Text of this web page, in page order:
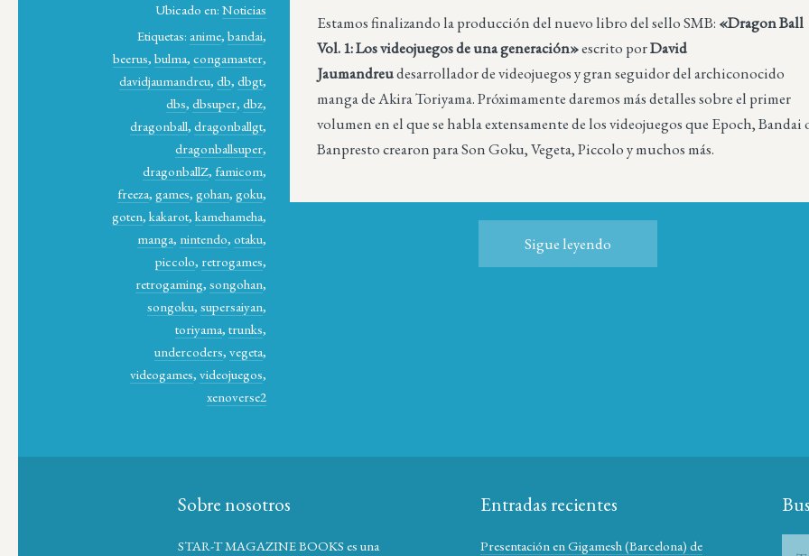
Ubicado en:Noticias
Etiquetas: anime,bandai,
beerus,bulma,congamaster,
davidjaumandreu,db,dbgt,
dbs,dbsuper,dbz,
dragonball,dragonballgt,
dragonballsuper,
dragonballZ, famicom,
freeza,games,gohan,goku,
goten,kakarot,kamehameha,
manga, nintendo,otaku,
piccolo, retrogames,
retrogaming,songohan,
songoku,supersaiyan,
toriyama,trunks,
undercoders,vegeta,
videogames,videojuegos,
xenoverse2
Estamos finalizando la producción del nuevo libro del sello SMB: «Dragon Ball
Vol. 1: Los videojuegos de una generación»escrito porDavid
Jaumandreudesarrollador de videojuegos y gran seguidor del archiconocido
manga de Akira Toriyama. Próximamente daremos más detalles sobre el primer
volumen en el que se habla extensamente de los videojuegos que Epoch, Bandai
Banpresto crearon para Son Goku, Vegeta, Piccolo y muchos más.
Sigue leyendo
Sobre nosotros
STAR-T MAGAZINE BOOKS es una
Entradas recientes
Presentación en Gigamesh (Barcelona) de